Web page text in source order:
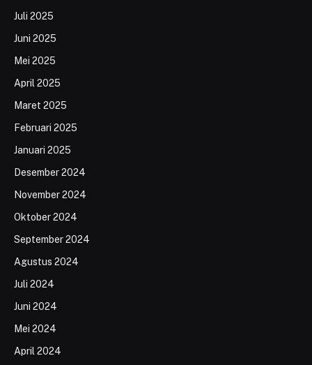
Juli 2025
Juni 2025
Mei 2025
April 2025
Maret 2025
Februari 2025
Januari 2025
Desember 2024
November 2024
Oktober 2024
September 2024
Agustus 2024
Juli 2024
Juni 2024
Mei 2024
April 2024